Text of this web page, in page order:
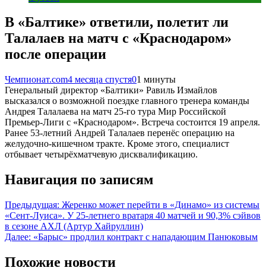
В «Балтике» ответили, полетит ли
Талалаев на матч с «Краснодаром»
после операции
Чемпионат.com4 месяца спустя01 минуты
Генеральный директор «Балтики» Равиль Измайлов
высказался о возможной поездке главного тренера команды
Андрея Талалаева на матч 25-го тура Мир Российской
Премьер-Лиги с «Краснодаром». Встреча состоится 19 апреля.
Ранее 53-летний Андрей Талалаев перенёс операцию на
желудочно-кишечном тракте. Кроме этого, специалист
отбывает четырёхматчевую дисквалификацию.
Навигация по записям
Предыдущая: Жеренко может перейти в «Динамо» из системы
«Сент-Луиса». У 25-летнего вратаря 40 матчей и 90,3% сэйвов
в сезоне АХЛ (Артур Хайруллин)
Далее: «Барыс» продлил контракт с нападающим Панюковым
Похожие новости